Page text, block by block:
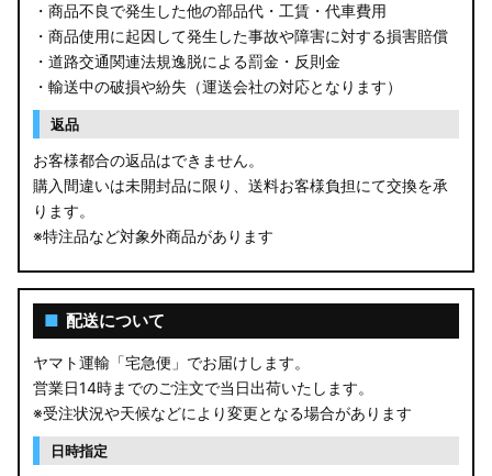
・商品不良で発生した他の部品代・工賃・代車費用
・商品使用に起因して発生した事故や障害に対する損害賠償
・道路交通関連法規逸脱による罰金・反則金
・輸送中の破損や紛失（運送会社の対応となります）
返品
お客様都合の返品はできません。
購入間違いは未開封品に限り、送料お客様負担にて交換を承
ります。
※特注品など対象外商品があります
■ 配送について
ヤマト運輸「宅急便」でお届けします。
営業日14時までのご注文で当日出荷いたします。
※受注状況や天候などにより変更となる場合があります
日時指定